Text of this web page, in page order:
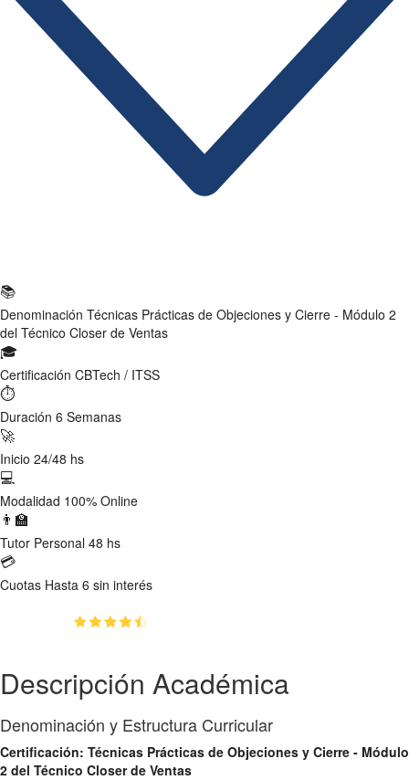
📚
Denominación Técnicas Prácticas de Objeciones y Cierre - Módulo 2
del Técnico Closer de Ventas
🎓
Certificación CBTech / ITSS
⏱
Duración 6 Semanas
🚀
Inicio 24/48 hs
💻
Modalidad 100% Online
👨‍🏫
Tutor Personal 48 hs
💳
Cuotas Hasta 6 sin interés
Descripción Académica
Denominación y Estructura Curricular
Certificación: Técnicas Prácticas de Objeciones y Cierre - Módulo
2 del Técnico Closer de Ventas